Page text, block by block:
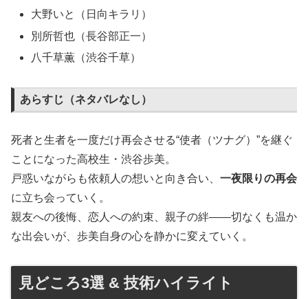
大野いと（日向キラリ）
別所哲也（長谷部正一）
八千草薫（渋谷千草）
あらすじ（ネタバレなし）
死者と生者を一度だけ再会させる“使者（ツナグ）”を継ぐ
ことになった高校生・渋谷歩美。
戸惑いながらも依頼人の想いと向き合い、 一夜限りの再会
に立ち会っていく。
親友への後悔、恋人への約束、親子の絆――切なくも温か
な出会いが、歩美自身の心を静かに変えていく。
見どころ3選 & 技術ハイライト